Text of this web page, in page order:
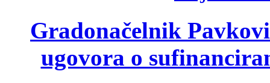
Gradonačelnik
ugovora o